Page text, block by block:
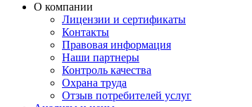
О компании
Лицензии и сертификаты
Контакты
Правовая информация
Наши партнеры
Контроль качества
Охрана труда
Отзыв потребителей услуг